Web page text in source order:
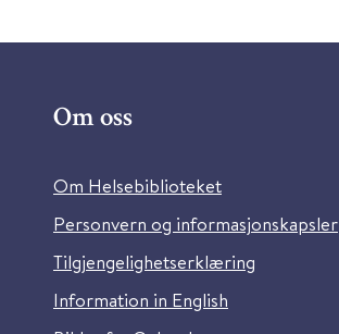
Om oss
Om Helsebiblioteket
Personvern og informasjonskapsler
Tilgjengelighetserklæring
Information in English